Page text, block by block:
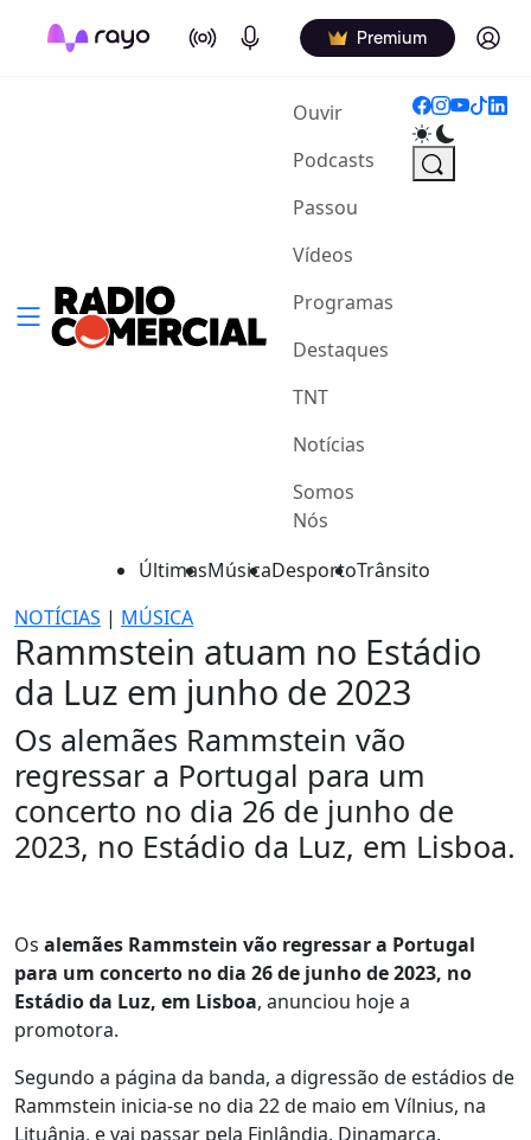
On Air Podcasts Premium Log in
Ouvir(current)
Podcasts
Passou
Vídeos
Programas
Destaques
TNT
Notícias
Somos
Nós
ÚltimasMúsicaDesportoTrânsito
NOTÍCIAS | MÚSICA
Rammstein atuam no Estádio
da Luz em junho de 2023
Os alemães Rammstein vão
regressar a Portugal para um
concerto no dia 26 de junho de
2023, no Estádio da Luz, em Lisboa.
Os alemães Rammstein vão regressar a Portugal
para um concerto no dia 26 de junho de 2023, no
Estádio da Luz, em Lisboa, anunciou hoje a
promotora.
Segundo a página da banda, a digressão de estádios de
Rammstein inicia-se no dia 22 de maio em Vílnius, na
Lituânia, e vai passar pela Finlândia, Dinamarca,